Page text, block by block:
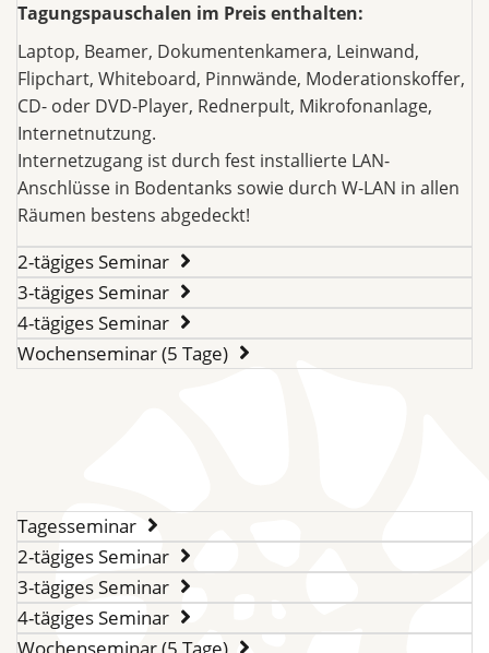
Tagungspauschalen im Preis enthalten:
Laptop, Beamer, Dokumentenkamera, Leinwand,
Flipchart, Whiteboard, Pinnwände, Moderationskoffer,
CD- oder DVD-Player, Rednerpult, Mikrofonanlage,
Internetnutzung.
Internetzugang ist durch fest installierte LAN-
Anschlüsse in Bodentanks sowie durch W-LAN in allen
Räumen bestens abgedeckt!
2-tägiges Seminar
3-tägiges Seminar
4-tägiges Seminar
Wochenseminar (5 Tage)
Tagesseminar
2-tägiges Seminar
3-tägiges Seminar
4-tägiges Seminar